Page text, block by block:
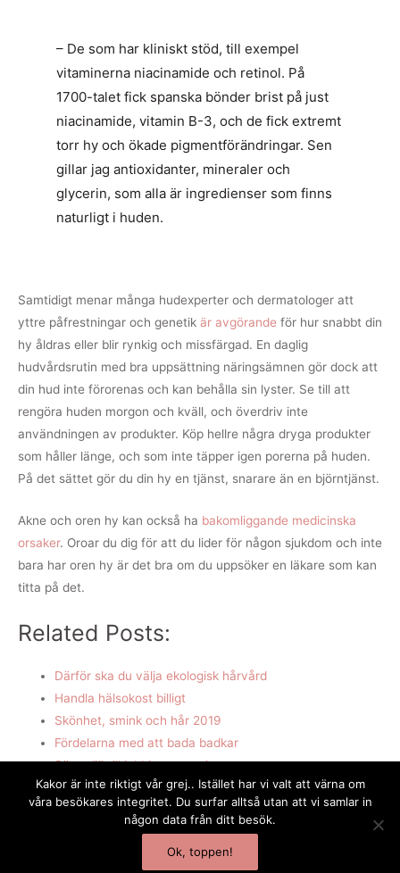
– De som har kliniskt stöd, till exempel
vitaminerna niacinamide och retinol. På
1700-talet fick spanska bönder brist på just
niacinamide, vitamin B-3, och de fick extremt
torr hy och ökade pigmentförändringar. Sen
gillar jag antioxidanter, mineraler och
glycerin, som alla är ingredienser som finns
naturligt i huden.
Samtidigt menar många hudexperter och dermatologer att
yttre påfrestningar och genetik är avgörande för hur snabbt din
hy åldras eller blir rynkig och missfärgad. En daglig
hudvårdsrutin med bra uppsättning näringsämnen gör dock att
din hud inte förorenas och kan behålla sin lyster. Se till att
rengöra huden morgon och kväll, och överdriv inte
användningen av produkter. Köp hellre några dryga produkter
som håller länge, och som inte täpper igen porerna på huden.
På det sättet gör du din hy en tjänst, snarare än en björntjänst.
Akne och oren hy kan också ha bakomliggande medicinska
orsaker. Oroar du dig för att du lider för någon sjukdom och inte
bara har oren hy är det bra om du uppsöker en läkare som kan
titta på det.
Related Posts:
Därför ska du välja ekologisk hårvård
Handla hälsokost billigt
Skönhet, smink och hår 2019
Fördelarna med att bada badkar
Säg adjö till jobbiga svettningar
Förbättra din hy och ditt hår med rätt kosttillskott
Copyright © 2026 Vekk | Powered by
Kakor är inte riktigt vår grej.. Istället har vi valt att värna om
våra besökares integritet. Du surfar alltså utan att vi samlar in
någon data från ditt besök.
Ok, toppen!